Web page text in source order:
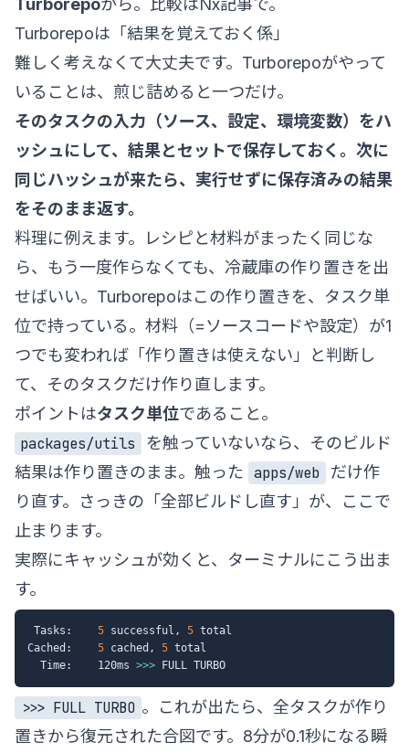
Turborepoから。比較はNx記事で。
Turborepoは「結果を覚えておく係」
難しく考えなくて大丈夫です。Turborepoがやって
いることは、煎じ詰めると一つだけ。
そのタスクの入力（ソース、設定、環境変数）をハ
ッシュにして、結果とセットで保存しておく。次に
同じハッシュが来たら、実行せずに保存済みの結果
をそのまま返す。
料理に例えます。レシピと材料がまったく同じな
ら、もう一度作らなくても、冷蔵庫の作り置きを出
せばいい。Turborepoはこの作り置きを、タスク単
位で持っている。材料（=ソースコードや設定）が1
つでも変われば「作り置きは使えない」と判断し
て、そのタスクだけ作り直します。
ポイントはタスク単位であること。
packages/utils
を触っていないなら、そのビルド
結果は作り置きのまま。触った apps/web
だけ作
り直す。さっきの「全部ビルドし直す」が、ここで
止まります。
実際にキャッシュが効くと、ターミナルにこう出ま
す。
Tasks: 5 successful, 5 total
Cached: 5 cached, 5 total
  Time:    120ms
>>>
>>> FULL TURBO 。これが出たら、全タスクが作り
置きから復元された合図です。8分が0.1秒になる瞬